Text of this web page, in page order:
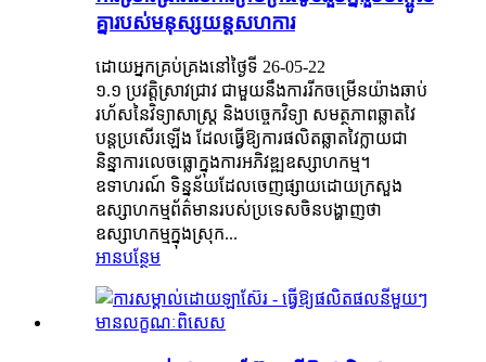
គ្នារបស់មនុស្សយន្តសហការ
ដោយអ្នកគ្រប់គ្រងនៅថ្ងៃទី 26-05-22
១.១ ប្រវត្តិស្រាវជ្រាវ ជាមួយនឹងការរីកចម្រើនយ៉ាងឆាប់
រហ័សនៃវិទ្យាសាស្ត្រ និងបច្ចេកវិទ្យា សមត្ថភាពឆ្លាតវៃ
បន្តប្រសើរឡើង ដែលធ្វើឱ្យការផលិតឆ្លាតវៃក្លាយជា
និន្នាការលេចធ្លោក្នុងការអភិវឌ្ឍឧស្សាហកម្ម។
ឧទាហរណ៍ ទិន្នន័យដែលចេញផ្សាយដោយក្រសួង
ឧស្សាហកម្មព័ត៌មានរបស់ប្រទេសចិនបង្ហាញថា
ឧស្សាហកម្មក្នុងស្រុក...
អានបន្ថែម